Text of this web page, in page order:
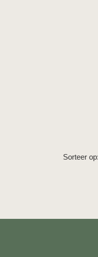
Sorteer op: